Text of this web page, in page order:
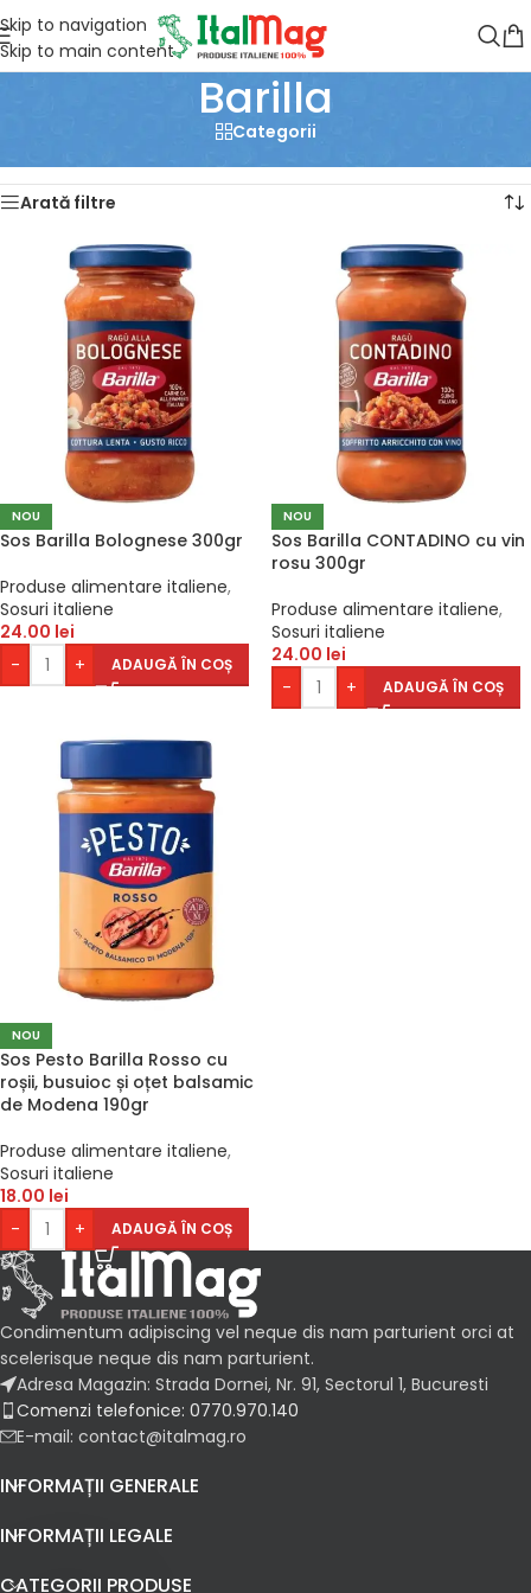
Skip to navigation
Skip to main content
Barilla
Categorii
Arată filtre
NOU
Sos Barilla Bolognese 300gr
Produse alimentare italiene,
Sosuri italiene
24.00 lei
-
+ ADAUGĂ ÎN COȘ
NOU
Sos Barilla CONTADINO cu vin
rosu 300gr
Produse alimentare italiene,
Sosuri italiene
24.00 lei
-
+ ADAUGĂ ÎN COȘ
NOU
Sos Pesto Barilla Rosso cu
roșii, busuioc și oțet balsamic
de Modena 190gr
Produse alimentare italiene,
Sosuri italiene
18.00 lei
-
+ ADAUGĂ ÎN COȘ
Condimentum adipiscing vel neque dis nam parturient orci at
scelerisque neque dis nam parturient.
Adresa Magazin: Strada Dornei, Nr. 91, Sectorul 1, Bucuresti
Comenzi telefonice: 0770.970.140
E-mail: contact@italmag.ro
INFORMAȚII GENERALE
INFORMAȚII LEGALE
CATEGORII PRODUSE